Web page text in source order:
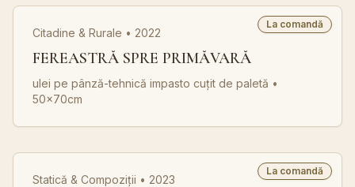
La comandă
Citadine & Rurale • 2022
FEREASTRĂ SPRE PRIMĂVARĂ
ulei pe pânză-tehnică impasto cuțit de paletă •
50x70cm
La comandă
Statică & Compoziții • 2023